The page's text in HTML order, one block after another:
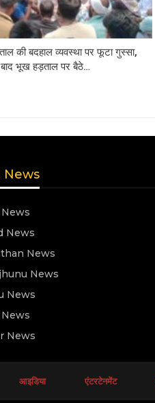
की बदहाल व्यवस्था पर फूटा गुस्सा,
भूख हड़ताल पर बैठे…
News
News
News
News
News
News
आइडिया एंटरटेनमेंट